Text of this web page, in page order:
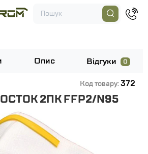
Опис Відгуки 0
Код товару: 372
2ПК FFP2/N95